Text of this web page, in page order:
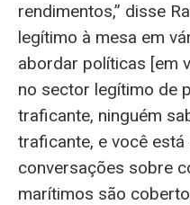
rendimentos,” disse
legítimo à mesa em
abordar políticas [em
no sector legítimo de
traficante, ninguém
traficante, e você está
conversações sobre
marítimos são